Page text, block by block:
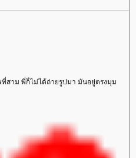
สาม พี่ก็ไม่ได้ถ่ายรูปมา มันอยู่ตรงมุม